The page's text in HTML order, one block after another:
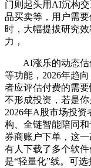
门则起头用AI沉构
品买卖等，用户需
时，大幅提拔研究
力，
AI涨乐的动态估
等功能，2026年趋
者应评估付费的需
不形成投资，若是
2026年A股市场投
构、全链智能陪同
券商账户下单，这
有人下载了多个软
是“轻量化”线。可